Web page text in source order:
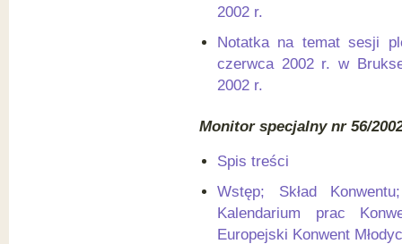
2002 r.
Notatka na temat sesji
czerwca 2002 r. w
2002 r.
Monitor specjalny nr 56/
Spis treści
Wstęp; Skład
Kalendarium prac
Europejski Konwent